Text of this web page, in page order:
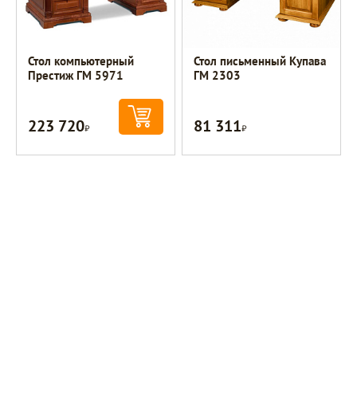
Стол компьютерный
Престиж ГМ 5971
223 720Р
Стол письменный Купава
ГМ 2303
81 311Р